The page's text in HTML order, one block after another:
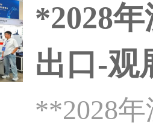
*2028
出口-观
**2028